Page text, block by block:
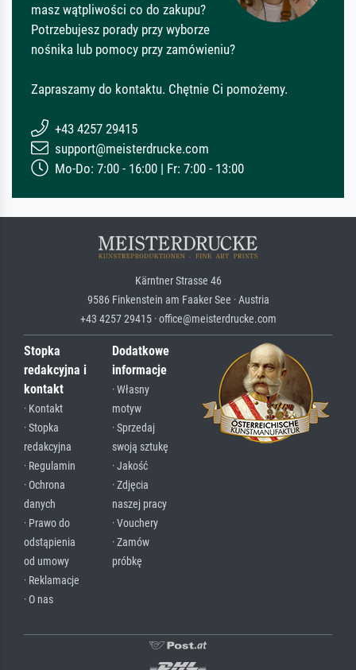
masz wątpliwości co do zakupu?
Potrzebujesz porady przy wyborze
nośnika lub pomocy przy zamówieniu?
Zapraszamy do kontaktu. Chętnie Ci pomożemy.
+43 4257 29415
support@meisterdrucke.com
Mo-Do: 7:00 - 16:00 | Fr: 7:00 - 13:00
Kärntner Strasse 46
9586 Finkenstein am Faaker See · Austria
+43 4257 29415 · office@meisterdrucke.com
Stopka
redakcyjna i
kontakt
· Kontakt
· Stopka
redakcyjna
· Regulamin
· Ochrona
danych
· Prawo do
odstąpienia
od umowy
· Reklamacje
· O nas
Dodatkowe
informacje
· Własny
motyw
· Sprzedaj
swoją sztukę
· Jakość
· Zdjęcia
naszej pracy
· Vouchery
· Zamów
próbkę